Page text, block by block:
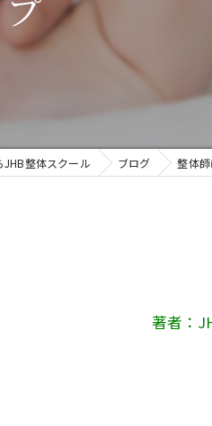
本南地区
整体スクール ブログ 整体
著者：